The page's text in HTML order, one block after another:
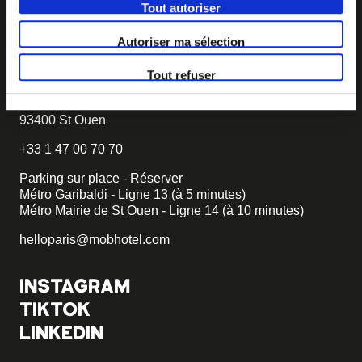
Tout autoriser
Autoriser ma sélection
Tout refuser
becomemob@mobhotel.com
TROUVER MOB HOTEL
93400 St Ouen
+33 1 47 00 70 70
Parking sur place - Réserver
Métro Garibaldi - Ligne 13 (à 5 minutes)
Métro Mairie de St Ouen - Ligne 14 (à 10 minutes)
helloparis@mobhotel.com
INSTAGRAM
TIKTOK
LINKEDIN